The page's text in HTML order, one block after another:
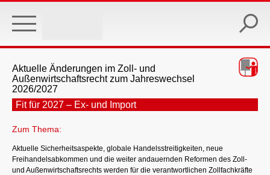
main
Aktuelle Änderungen im Zoll- und
Außenwirtschaftsrecht zum Jahreswechsel
2026/2027
Fit für 2027 – Ex- und Import
Zum Thema:
Aktuelle Sicherheitsaspekte, globale Handelsstreitigkeiten, neue
Freihandelsabkommen und die weiter andauernden Reformen des Zoll-
und Außenwirtschaftsrechts werden für die verantwortlichen Zollfachkräfte